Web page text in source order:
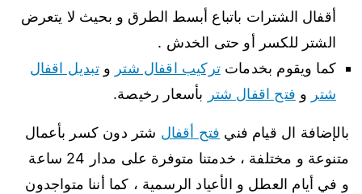
أقفال الشترات باتباع أبسط الطرق و بحيث لا يتعرض
الشتر للكسر أو حتى الخدش .
كما ويقوم بخدماتتركيب اقفال شتر وتبديل اقفال
شتر و فتح اقفال شتر بأسعار رخيصة.
بالإضافة ال قيام فني فتح أقفال شتر دون كسر بأعمال
متنوعة و مختلفة ، خدمتنا متوفرة على مدار 24 ساعة
و في أيام العطل و الأعياد الرسمية ، كما أننا متواجدون